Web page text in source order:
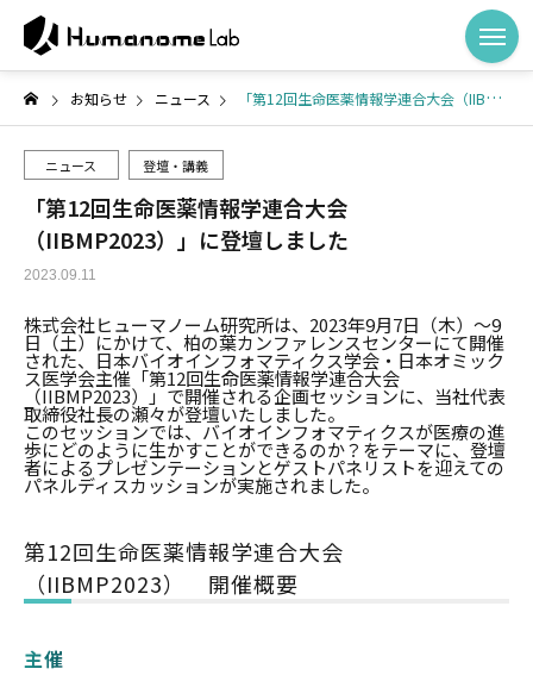
お知らせ ニュース 「第12回生命医薬情報学連合大会（IIBMP2023）」に登壇しました
ニュース 登壇・講義
「第12回生命医薬情報学連合大会
（IIBMP2023）」に登壇しました
2023.09.11
株式会社ヒューマノーム研究所は、2023年9月7日（木）〜9
日（土）にかけて、柏の葉カンファレンスセンターにて開催
された、日本バイオインフォマティクス学会・日本オミック
ス医学会主催「第12回生命医薬情報学連合大会
（IIBMP2023）」で開催される企画セッションに、当社代表
取締役社長の瀬々が登壇いたしました。
このセッションでは、バイオインフォマティクスが医療の進
歩にどのように生かすことができるのか？をテーマに、登壇
者によるプレゼンテーションとゲストパネリストを迎えての
パネルディスカッションが実施されました。
第12回生命医薬情報学連合大会
（IIBMP2023） 開催概要
主催